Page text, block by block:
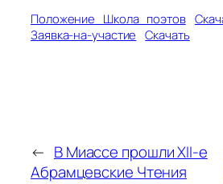
Положение_Школа_поэтов
Заявка-на-участие
Скачать
← В Миассе прошли XII-е
Абрамцевские Чтения